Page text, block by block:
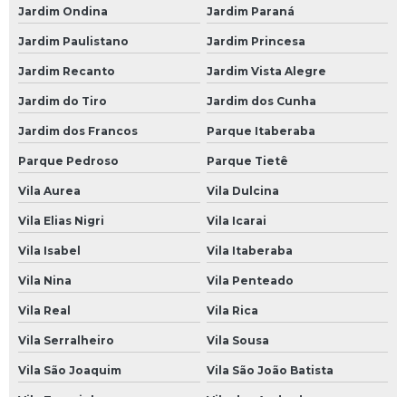
Empresa de Bateria de Caminhão 180 Amperes
Empresa de Bateria de Caminhão Moura
Empresa de Bateria Moura de Caminhão
Empresa de Bateria Moura para Caminhão
Empresa de Bateria para Caminhão
Empresa de Bateria para Caminhão 150 Amperes
Loja de Bateria 150 Amperes para Caminhão
Loja de Bateria Caminhão
Loja de Bateria de 150 Amperes para Caminhão
Loja de Bateria de Caminhão Moura
Jardim Ondina Jardim Paraná
Jardim Paulistano Jardim Princesa
Jardim Recanto Jardim Vista Alegre
Jardim do Tiro Jardim dos Cunha
Jardim dos Francos Parque Itaberaba
Parque Pedroso Parque Tietê
Vila Aurea Vila Dulcina
Vila Elias Nigri Vila Icarai
Vila Isabel Vila Itaberaba
Vila Nina Vila Penteado
Vila Real Vila Rica
Vila Serralheiro Vila Sousa
Vila São Joaquim Vila São João Batista